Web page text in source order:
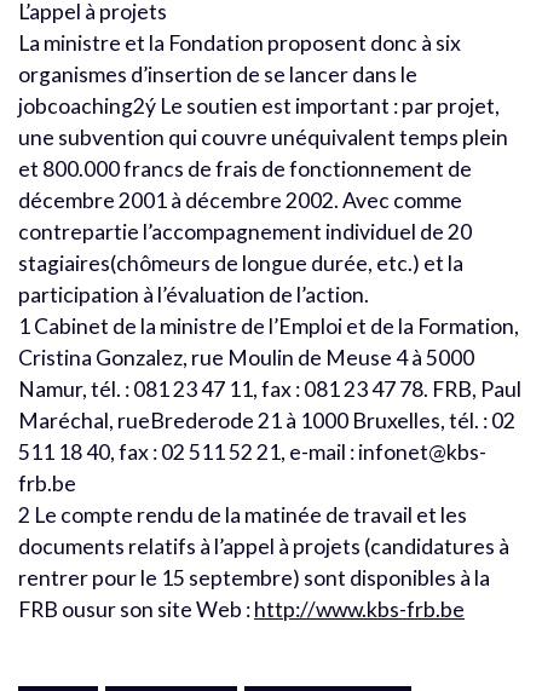
L’appel à projets
La ministre et la Fondation proposent donc à six
organismes d’insertion de se lancer dans le
jobcoaching2ý Le soutien est important : par projet,
une subvention qui couvre unéquivalent temps plein
et 800.000 francs de frais de fonctionnement de
décembre 2001 à décembre 2002. Avec comme
contrepartie l’accompagnement individuel de 20
stagiaires(chômeurs de longue durée, etc.) et la
participation à l’évaluation de l’action.
1 Cabinet de la ministre de l’Emploi et de la Formation,
Cristina Gonzalez, rue Moulin de Meuse 4 à 5000
Namur, tél. : 081 23 47 11, fax : 081 23 47 78. FRB, Paul
Maréchal, rueBrederode 21 à 1000 Bruxelles, tél. : 02
511 18 40, fax : 02 511 52 21, e-mail : infonet@kbs-
frb.be
2 Le compte rendu de la matinée de travail et les
documents relatifs à l’appel à projets (candidatures à
rentrer pour le 15 septembre) sont disponibles à la
FRB ousur son site Web :http://www.kbs-frb.be